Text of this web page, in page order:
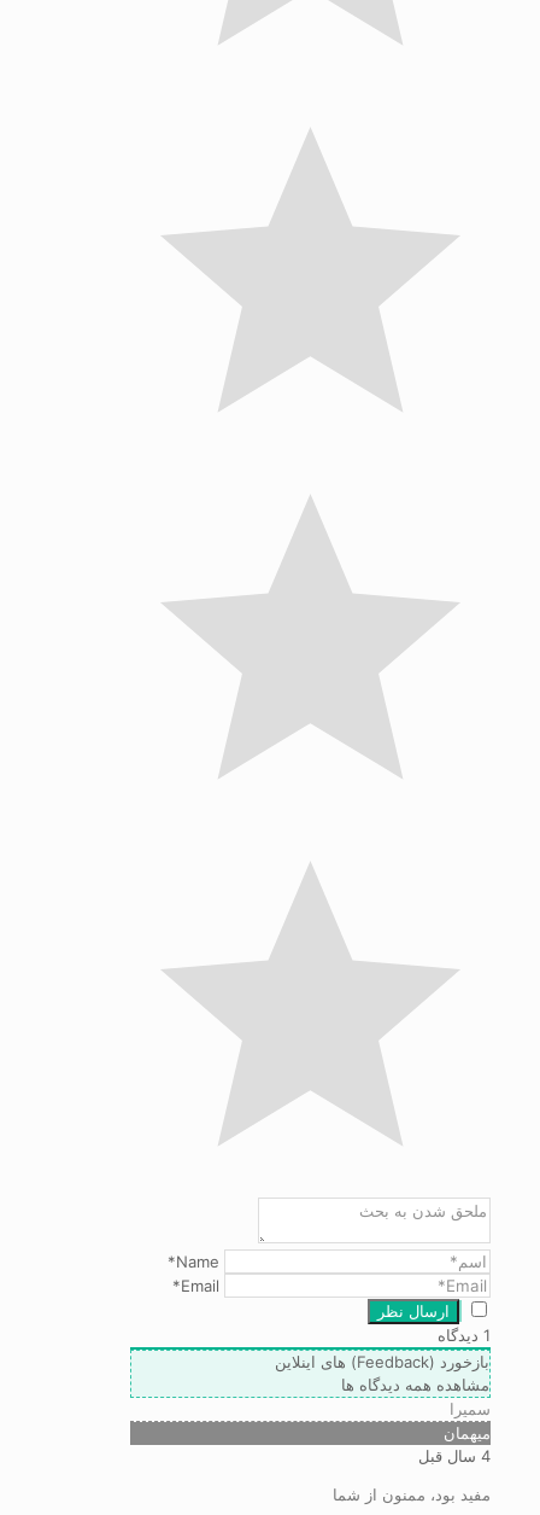
Name*
Email*
1 دیدگاه
بازخورد (Feedback) های اینلاین
مشاهده همه دیدگاه ها
سمیرا
میهمان
4 سال قبل
مفید بود، ممنون از شما